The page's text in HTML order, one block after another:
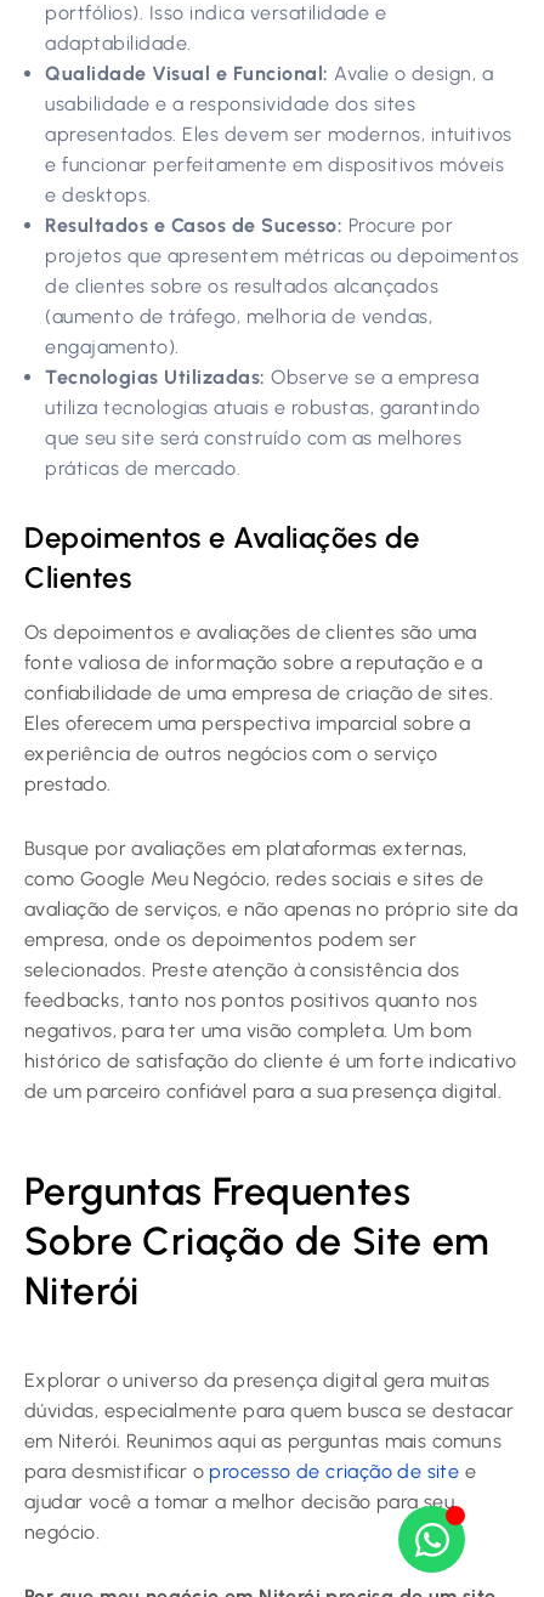
portfólios). Isso indica versatilidade e
adaptabilidade.
Qualidade Visual e Funcional: Avalie o design, a
usabilidade e a responsividade dos sites
apresentados. Eles devem ser modernos, intuitivos
e funcionar perfeitamente em dispositivos móveis
e desktops.
Resultados e Casos de Sucesso: Procure por
projetos que apresentem métricas ou depoimentos
de clientes sobre os resultados alcançados
(aumento de tráfego, melhoria de vendas,
engajamento).
Tecnologias Utilizadas: Observe se a empresa
utiliza tecnologias atuais e robustas, garantindo
que seu site será construído com as melhores
práticas de mercado.
Depoimentos e Avaliações de
Clientes
Os depoimentos e avaliações de clientes são uma
fonte valiosa de informação sobre a reputação e a
confiabilidade de uma empresa de criação de sites.
Eles oferecem uma perspectiva imparcial sobre a
experiência de outros negócios com o serviço
prestado.
Busque por avaliações em plataformas externas,
como Google Meu Negócio, redes sociais e sites de
avaliação de serviços, e não apenas no próprio site da
empresa, onde os depoimentos podem ser
selecionados. Preste atenção à consistência dos
feedbacks, tanto nos pontos positivos quanto nos
negativos, para ter uma visão completa. Um bom
histórico de satisfação do cliente é um forte indicativo
de um parceiro confiável para a sua presença digital.
Perguntas Frequentes
Sobre Criação de Site em
Niterói
Explorar o universo da presença digital gera muitas
dúvidas, especialmente para quem busca se destacar
em Niterói. Reunimos aqui as perguntas mais comuns
para desmistificar o processo de criação de site e
ajudar você a tomar a melhor decisão para seu
negócio.